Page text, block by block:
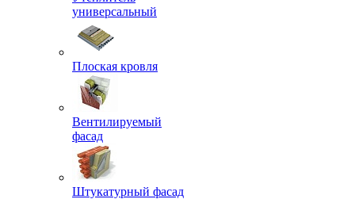
универсальный
Плоская кровля
Вентилируемый
фасад
Штукатурный фасад